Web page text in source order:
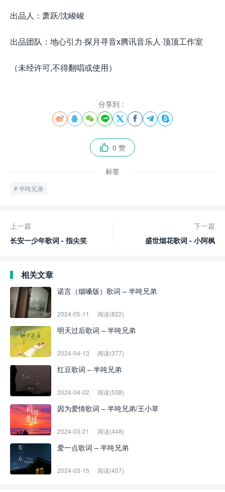
出品人：萧跃/沈峻峻
出品团队：地心引力·探月寻音x腾讯音乐人·顶顶工作室
（未经许可,不得翻唱或使用）
分享到：
       
 0 赞
标签
半吨兄弟
上一篇
长安一少年歌词 - 指尖笑
下一篇
盛世烟花歌词 - 小阿枫
相关文章
诺言（烟嗓版）歌词 – 半吨兄弟
2024-05-11 阅读(822)
明天过后歌词 – 半吨兄弟
2024-04-13 阅读(377)
红豆歌词 – 半吨兄弟
2024-04-02 阅读(538)
因为爱情歌词 – 半吨兄弟/王小草
2024-03-21 阅读(448)
爱一点歌词 – 半吨兄弟
2024-03-15 阅读(407)